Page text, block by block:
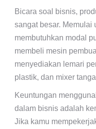
Bicara soal bisnis,
sangat besar. Memulai
membutuhkan modal
membeli mesin
menyediakan lemari
plastik, dan mixer
Keuntungan
dalam bisnis adalah
Jika kamu